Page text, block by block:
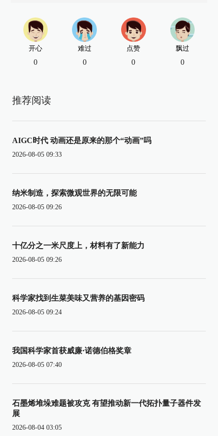
开心
0
难过
0
点赞
0
飘过
0
推荐阅读
AIGC时代 动画还是原来的那个“动画”吗
2026-08-05 09:33
纳米制造，探索微观世界的无限可能
2026-08-05 09:26
十亿分之一米尺度上，材料有了新能力
2026-08-05 09:26
科学家找到生菜美味又营养的基因密码
2026-08-05 09:24
我国科学家首获威廉·诺德伯格奖章
2026-08-05 07:40
石墨烯堆垛难题被攻克 有望推动新一代拓扑量子器件发
展
2026-08-04 03:05